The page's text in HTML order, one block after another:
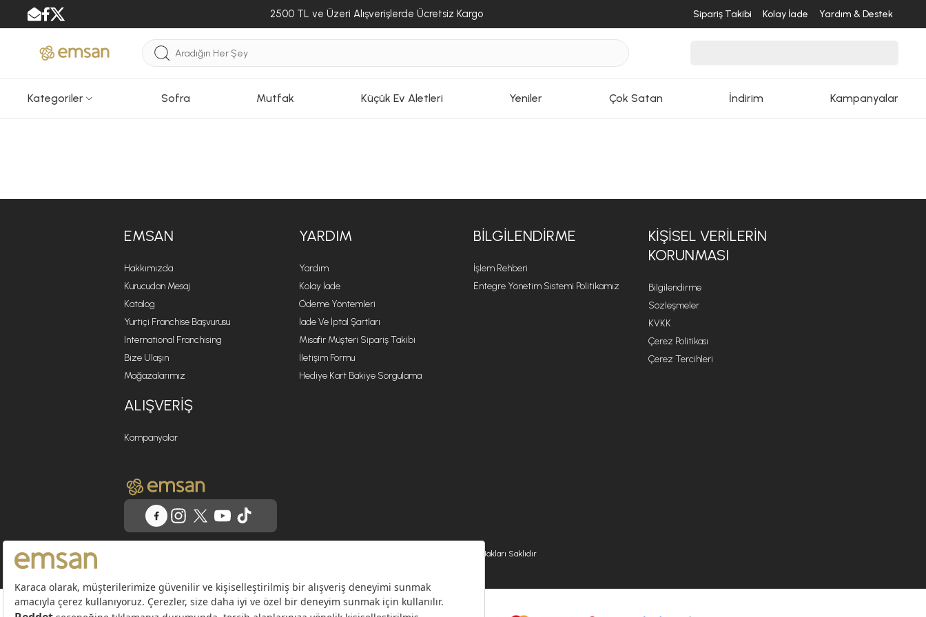
2500 TL ve Üzeri Alışverişlerde Ücretsiz Kargo Sipariş Takibi Kolay İade Yardım & Destek
Kategoriler Sofra Mutfak Küçük Ev Aletleri Yeniler Çok Satan İndirim Kampanyalar
EMSAN
Hakkımızda
Kurucudan Mesaj
Katalog
Yurtiçi Franchise Başvurusu
International Franchising
Bize Ulaşın
Mağazalarımız
YARDIM
Yardım
Kolay İade
Ödeme Yöntemleri
İade Ve İptal Şartları
Misafir Müşteri Sipariş Takibi
İletişim Formu
Hediye Kart Bakiye Sorgulama
BILGILENDIRME
İşlem Rehberi
Entegre Yönetim Sistemi Politikamız
KİŞİSEL VERİLERİN
KORUNMASI
Bilgilendirme
Sözleşmeler
KVKK
Çerez Politikası
Çerez Tercihleri
ALIŞVERIŞ
Kampanyalar
© 2026 EMSAN A.Ş. Tüm Hakları Saklıdır